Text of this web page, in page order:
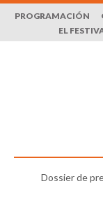
PROGRAMACIÓN
EL
Dossier de